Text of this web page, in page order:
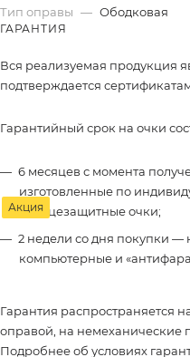
Акция
Тип оправы — Ободковая
ГАРАНТИЯ
Вся реализуемая продукция
подтверждается
Гарантийный срок на очки
6 месяцев с момента
изготовленные по
солнцезащитные очки;
2 недели со дня покупки —
компьютерные и
Гарантия распространяется
оправой, на немеханические
Подробнее об условиях